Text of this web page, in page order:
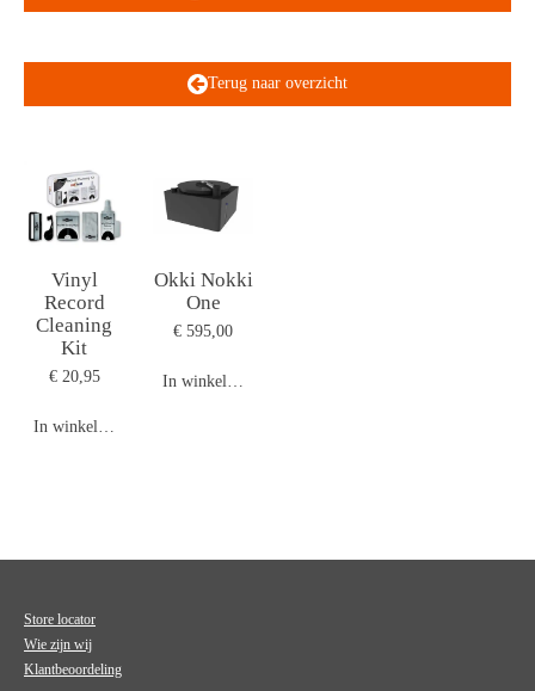
Terug naar overzicht
Vinyl
Record
Cleaning
Kit
€ 20,95
In winkelwagen
Okki Nokki
One
€ 595,00
In winkelwagen
Store locator
Wie zijn wij
Klantbeoordeling